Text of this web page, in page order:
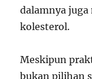
dalamnya
kolesterol.
Meskipun
bukan pilihan